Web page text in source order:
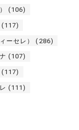
(106)
(117)
ーセレ） (286)
(107)
(117)
(111)